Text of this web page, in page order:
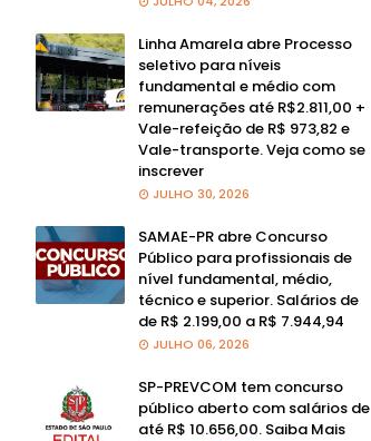
Linha Amarela abre Processo
seletivo para níveis
fundamental e médio com
remunerações até R$2.811,00 +
Vale-refeição de R$ 973,82 e
Vale-transporte. Veja como se
inscrever
JULHO 30, 2026
SAMAE-PR abre Concurso
Público para profissionais de
nível fundamental, médio,
técnico e superior. Salários de
de R$ 2.199,00 a R$ 7.944,94
JULHO 06, 2026
SP-PREVCOM tem concurso
público aberto com salários de
até R$ 10.656,00. Saiba Mais